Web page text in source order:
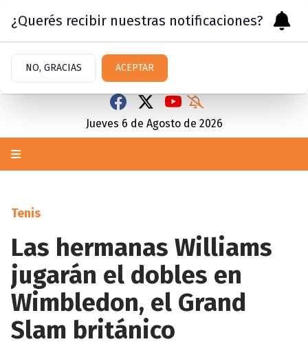
Jueves 6 de Agosto de 2026
Tenis
Las hermanas Williams
jugarán el dobles en
Wimbledon, el Grand
Slam británico
¿Querés recibir nuestras notificaciones?
NO, GRACIAS ACEPTAR